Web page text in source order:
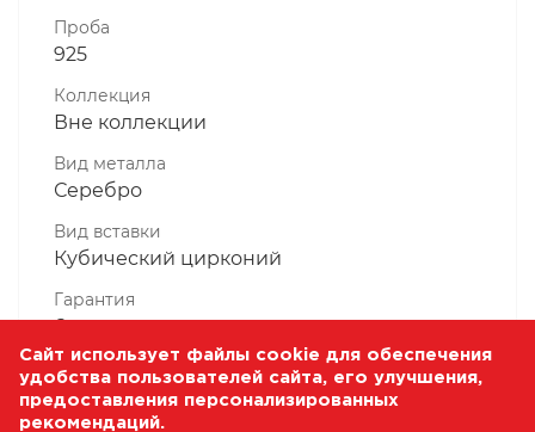
Проба
925
Коллекция
Вне коллекции
Вид металла
Серебро
Вид вставки
Кубический цирконий
Гарантия
6 месяцев
Комплектность, шт
1 Штука
Сайт использует файлы cookie для обеспечения
удобства пользователей сайта, его улучшения,
предоставления персонализированных
рекомендаций.